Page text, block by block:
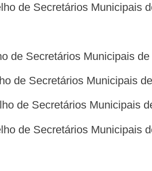
de Secretários Municipais
de Secretários Municipais
de Secretários Municipais
de Secretários Municipais
de Secretários Municipais